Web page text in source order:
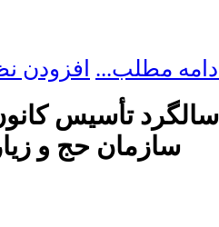
مطلب... افزودن
تأسیس
سازمان حج و